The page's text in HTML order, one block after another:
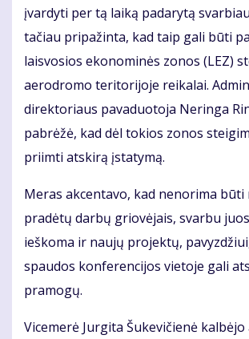
įvardyti per tą laiką padarytą
tačiau pripažinta, kad taip gali būti
laisvosios ekonominės zonos (LEZ)
aerodromo teritorijoje reikalai.
direktoriaus pavaduotoja Neringa
pabrėžė, kad dėl tokios zonos
priimti atskirą įstatymą.
Meras akcentavo, kad nenorima būti
pradėtų darbų griovėjais, svarbu
ieškoma ir naujų projektų,
spaudos konferencijos vietoje gali
pramogų.
Vicemerė Jurgita Šukevičienė